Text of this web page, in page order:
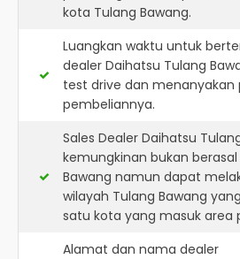
kota Tulang Bawang.
Luangkan waktu untuk
dealer Daihatsu Tulang
test drive dan menanyakan
pembeliannya.
Sales Dealer Daihatsu
kemungkinan bukan
Bawang namun dapat
wilayah Tulang Bawang
satu kota yang masuk area
Alamat dan nama dealer